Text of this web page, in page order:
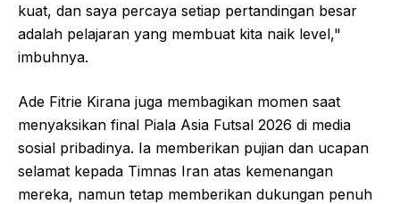
kuat, dan saya percaya setiap pertandingan besar
adalah pelajaran yang membuat kita naik level,"
imbuhnya.
Ade Fitrie Kirana juga membagikan momen saat
menyaksikan final Piala Asia Futsal 2026 di media
sosial pribadinya. Ia memberikan pujian dan ucapan
selamat kepada Timnas Iran atas kemenangan
mereka, namun tetap memberikan dukungan penuh